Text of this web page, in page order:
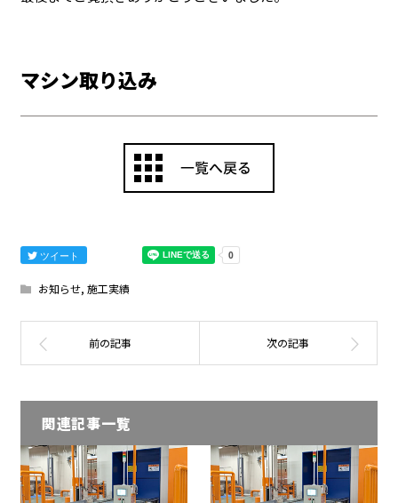
マシン取り込み
ツイート
お知らせ, 施工実績
関連記事一覧